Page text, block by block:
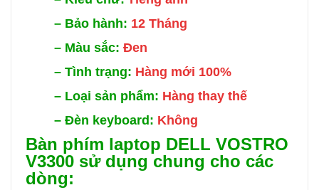
– Bảo hành: 12 Tháng
– Màu sắc: Đen
– Tình trạng: Hàng mới 100%
– Loại sản phẩm: Hàng thay thế
– Đèn keyboard: Không
Bàn phím laptop DELL VOSTRO
V3300 sử dụng chung cho các
dòng: